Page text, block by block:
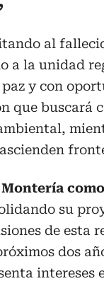
al
a la unidad
y con
que buscará
su
de esta
dos